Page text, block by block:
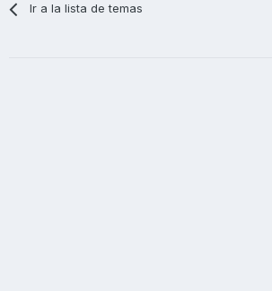
Ir a la lista de temas